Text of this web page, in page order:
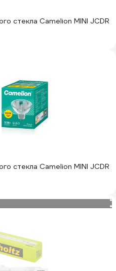
стекла Camelion MINI JCDR
стекла Camelion MINI JCDR